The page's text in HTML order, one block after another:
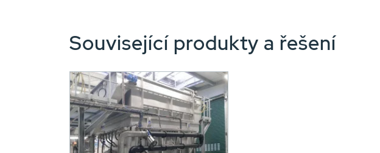
Související produkty a řešení